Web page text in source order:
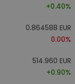
+0.40%
0.864588 EUR
0.00%
514.960 EUR
+0.90%